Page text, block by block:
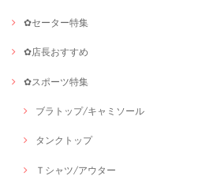
✿セーター特集
✿店長おすすめ
✿スポーツ特集
ブラトップ/キャミソール
タンクトップ
Ｔシャツ/アウター